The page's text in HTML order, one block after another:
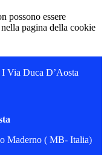
possono essere
pagina della cookie
Via Duca D’Aosta
Maderno ( MB- Italia)